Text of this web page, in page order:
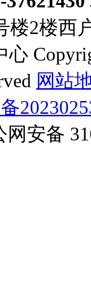
楼2楼西
网站
网安备